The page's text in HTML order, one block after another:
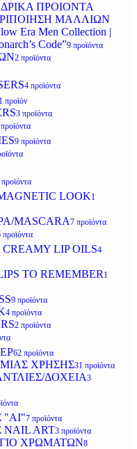
ΠΡΟΙΟΝΤΑ
ΜΑΛΛΙΩΝ
Era Men Collection |
Code”9 προϊόντα
2 προϊόντα
4 προϊόντα
1 προϊόν
3 προϊόντα
9 προϊόντα
LOOK1
MASCARA7 προϊόντα
προϊόντα
LIP OILS4
TO REMEMBER 1
9 προϊόντα
4 προϊόντα
2 προϊόντα
62 προϊόντα
ΧΡΗΣΗΣ31 προϊόντα
ΔΟΧΕΙΑ3
"AI"7 προϊόντα
ART3 προϊόντα
ΧΡΩΜΑΤΩΝ8